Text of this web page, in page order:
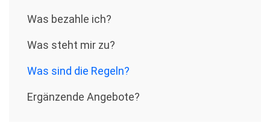
Was bezahle ich?
Was steht mir zu?
Was sind die Regeln?
Ergänzende Angebote?